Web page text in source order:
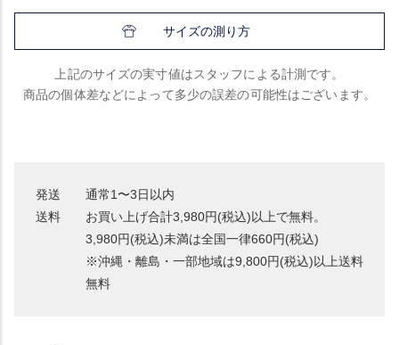
サイズの測り方
上記のサイズの実寸値はスタッフによる計測です。
商品の個体差などによって多少の誤差の可能性はございます。
発送
通常1〜3日以内
送料
お買い上げ合計3,980円(税込)以上で無料。
3,980円(税込)未満は全国一律660円(税込)
※沖縄・離島・一部地域は9,800円(税込)以上送料
無料